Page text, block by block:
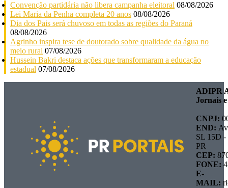
Convenção partidária não libera campanha eleitoral 08/08/2026
Lei Maria da Penha completa 20 anos 08/08/2026
Dia dos Pais será chuvoso em todas as regiões do Paraná
08/08/2026
Agrinho inspira tese de doutorado sobre qualidade da água no
meio rural 07/08/2026
Hussein Bakri destaca ações que transformaram a educação
estadual 07/08/2026
ADIPR
Jornais
CNPJ:
END:
SL 15D -
PR
CEP:
FONE:
E-
MAIL: